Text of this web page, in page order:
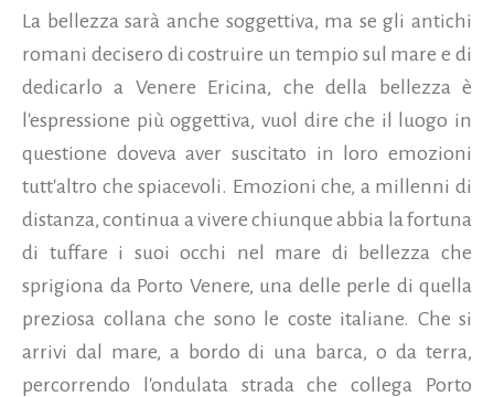
La bellezza sarà anche soggettiva, ma se gli antichi
romani decisero di costruire un tempio sul mare e di
dedicarlo a Venere Ericina, che della bellezza è
l'espressione più oggettiva, vuol dire che il luogo in
questione doveva aver suscitato in loro emozioni
tutt'altro che spiacevoli. Emozioni che, a millenni di
distanza, continua a vivere chiunque abbia la fortuna
di tuffare i suoi occhi nel mare di bellezza che
sprigiona da Porto Venere, una delle perle di quella
preziosa collana che sono le coste italiane. Che si
arrivi dal mare, a bordo di una barca, o da terra,
percorrendo l'ondulata strada che collega Porto